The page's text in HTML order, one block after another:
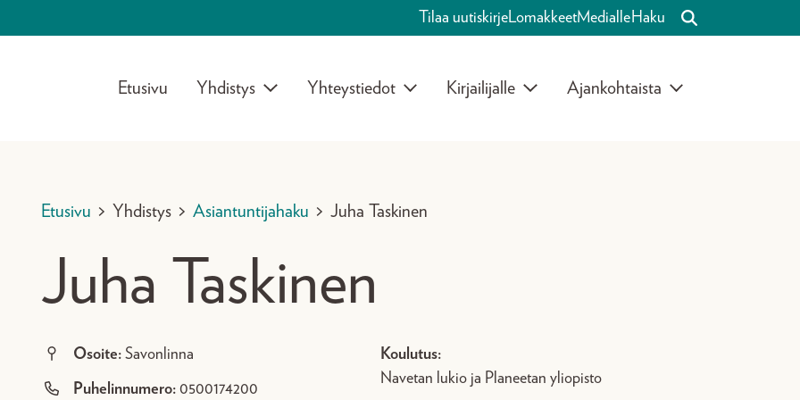
Tilaa uutiskirjeLomakkeetMedialleHaku
Etusivu Yhdistys Yhteystiedot Kirjailijalle Ajankohtaista
Etusivu > Yhdistys > Asiantuntijahaku > Juha Taskinen
Juha Taskinen
Osoite: Savonlinna
Puhelinnumero: 0500174200
Koulutus:
Navetan lukio ja Planeetan yliopisto